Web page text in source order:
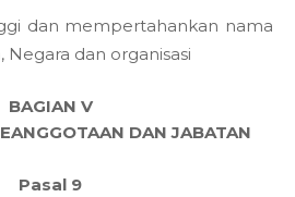
dan mempertahankan nama
Negara dan organisasi
BAGIAN V
DAN JABATAN
Pasal 9